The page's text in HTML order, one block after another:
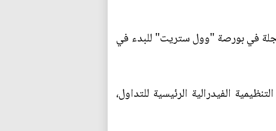
في بورصة "وول ستريت" للبدء في
الفيدرالية الرئيسية للتداول،